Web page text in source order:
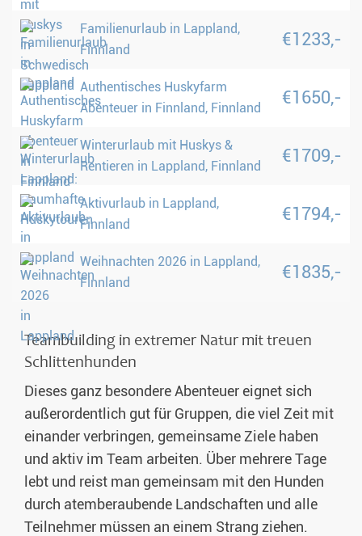
Familienurlaub in Lappland,
Finnland
€1233,-
Authentisches Huskyfarm
Abenteuer in Finnland, Finnland
€1650,-
Winterurlaub mit Huskys &
Rentieren in Lappland, Finnland
€1709,-
Aktivurlaub in Lappland,
Finnland
€1794,-
Weihnachten 2026 in Lappland,
Finnland
€1835,-
Teambuilding in extremer Natur mit treuen
Schlittenhunden
Dieses ganz besondere Abenteuer eignet sich
außerordentlich gut für Gruppen, die viel Zeit mit
einander verbringen, gemeinsame Ziele haben
und aktiv im Team arbeiten. Über mehrere Tage
lebt und reist man gemeinsam mit den Hunden
durch atemberaubende Landschaften und alle
Teilnehmer müssen an einem Strang ziehen.